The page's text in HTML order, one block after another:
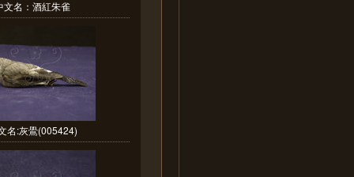
文名：酒紅朱雀
名:灰鷽(005424)